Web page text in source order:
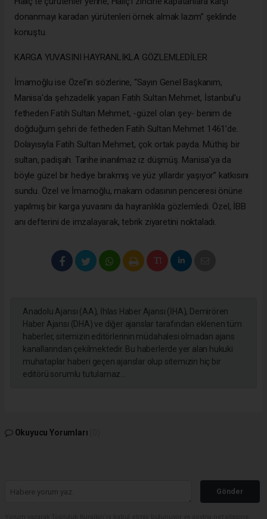
donanmayı karadan yürütenleri örnek almak lazım” şeklinde
konuştu.
KARGA YUVASINI HAYRANLIKLA GÖZLEMLEDİLER
İmamoğlu ise Özel’in sözlerine, “Sayın Genel Başkanım,
Manisa'da şehzadelik yapan Fatih Sultan Mehmet, İstanbul'u
fetheden Fatih Sultan Mehmet, -güzel olan şey- benim de
doğduğum şehri de fetheden Fatih Sultan Mehmet 1461’de.
Dolayısıyla Fatih Sultan Mehmet, çok ortak payda. Müthiş bir
sultan, padişah. Tarihe inanılmaz iz düşmüş. Manisa'ya da
böyle güzel bir hediye bırakmış ve yüz yıllardır yaşıyor” katkısını
sundu. Özel ve İmamoğlu, makam odasının penceresi önüne
yapılmış bir karga yuvasını da hayranlıkla gözlemledi. Özel, İBB
anı defterini de imzalayarak, tebrik ziyaretini noktaladı.
Anadolu Ajansı (AA), İhlas Haber Ajansı (İHA), Demirören
Haber Ajansı (DHA) ve diğer ajanslar tarafından eklenen tüm
haberler, sitemizin editörlerinin müdahalesi olmadan ajans
kanallarından çekilmektedir. Bu haberlerde yer alan hukuki
muhataplar haberi geçen ajanslar olup sitemizin hiç bir
editörü sorumlu tutulamaz...
Okuyucu Yorumları
Gönder